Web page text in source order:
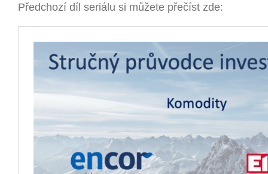
Předchozí díl seriálu si můžete přečíst zde: